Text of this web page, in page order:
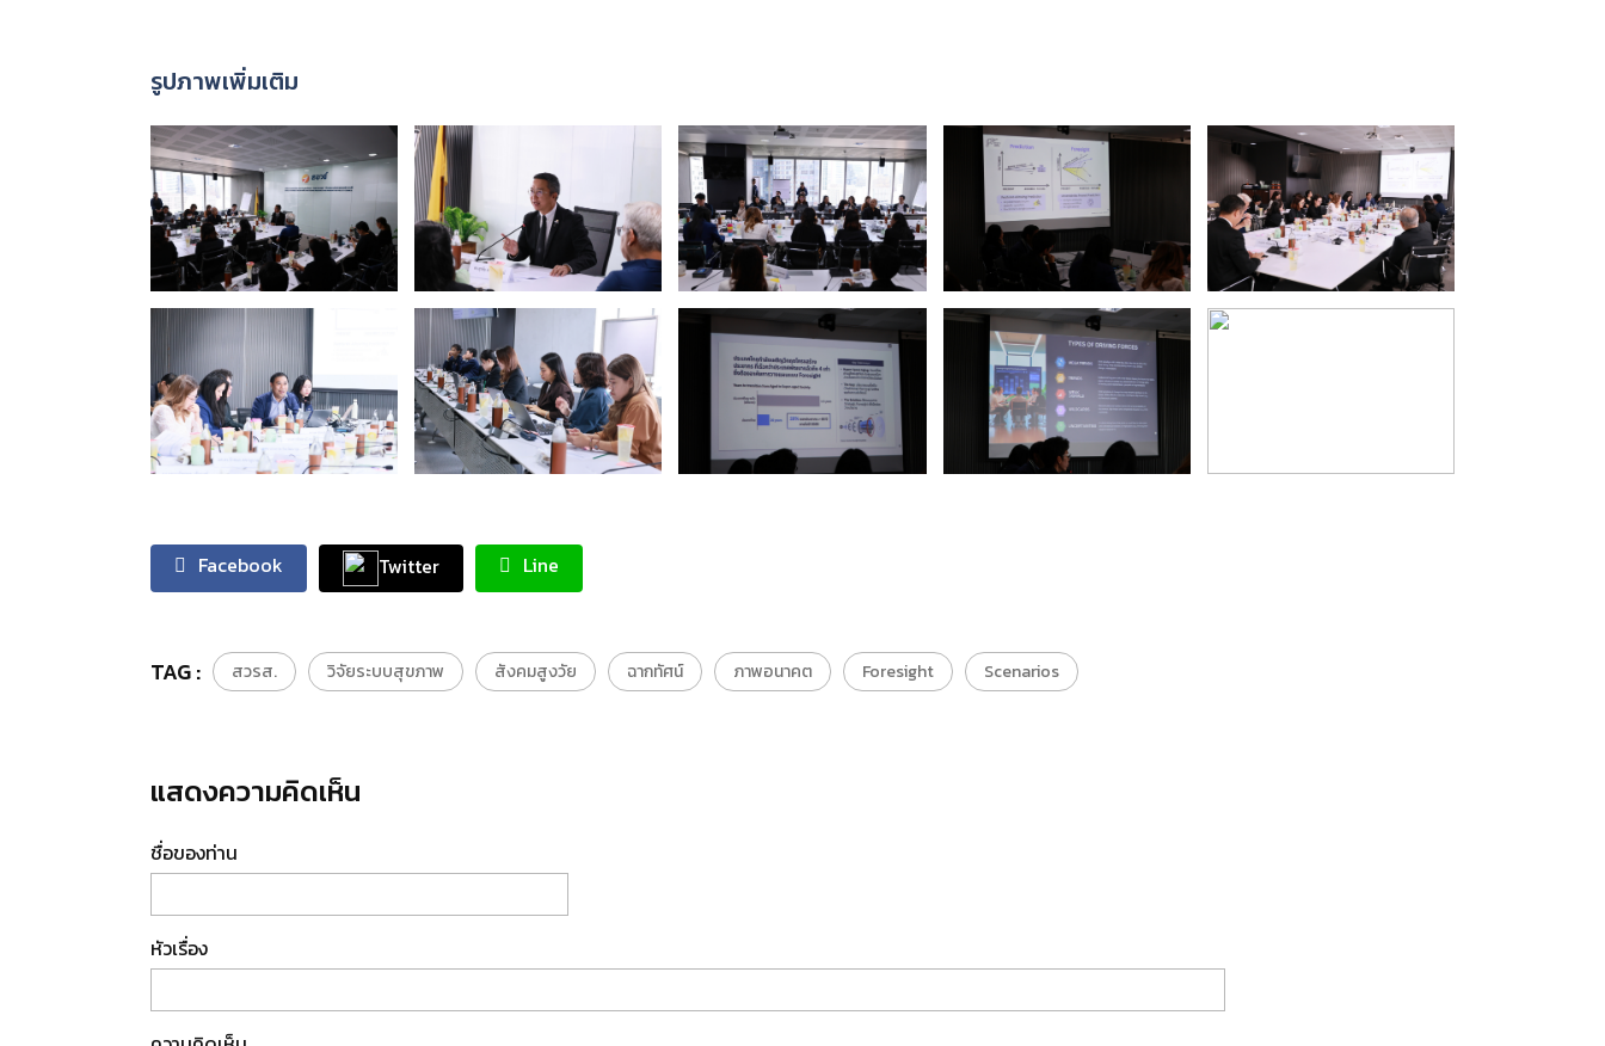
รูปภาพเพิ่มเติม
Facebook Twitter Line
TAG : สวรส. วิจัยระบบสุขภาพ สังคมสูงวัย ฉากทัศน์ ภาพอนาคต Foresight Scenarios
แสดงความคิดเห็น
ชื่อของท่าน
หัวเรื่อง